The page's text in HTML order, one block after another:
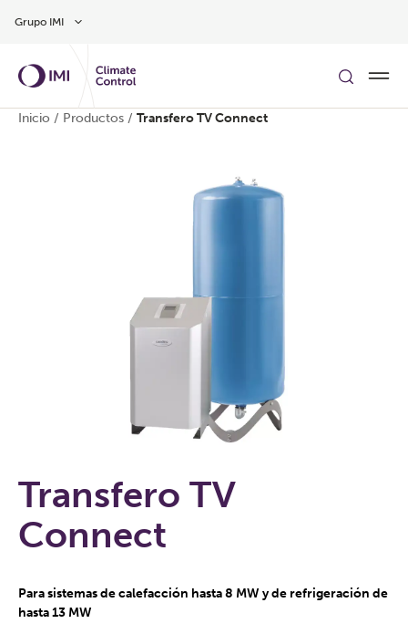
Grupo IMI
Inicio / Productos / Transfero TV Connect
Transfero TV
Connect
Para sistemas de calefacción hasta 8 MW y de refrigeración de
hasta 13 MW